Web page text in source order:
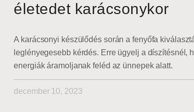
életedet karácsonykor
A karácsonyi készülődés során a fenyőfa
leglényegesebb kérdés. Erre ügyelj a díszítésnél,
energiák áramoljanak feléd az ünnepek alatt.
december 10, 2023